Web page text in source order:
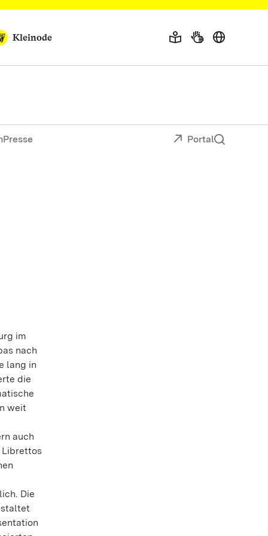
Kleinode
Presse Portal
im
nach
lang in
die
weit
auch
Librettos
Die